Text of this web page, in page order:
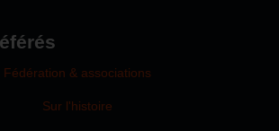
Fédération & associations
Sur l'histoire